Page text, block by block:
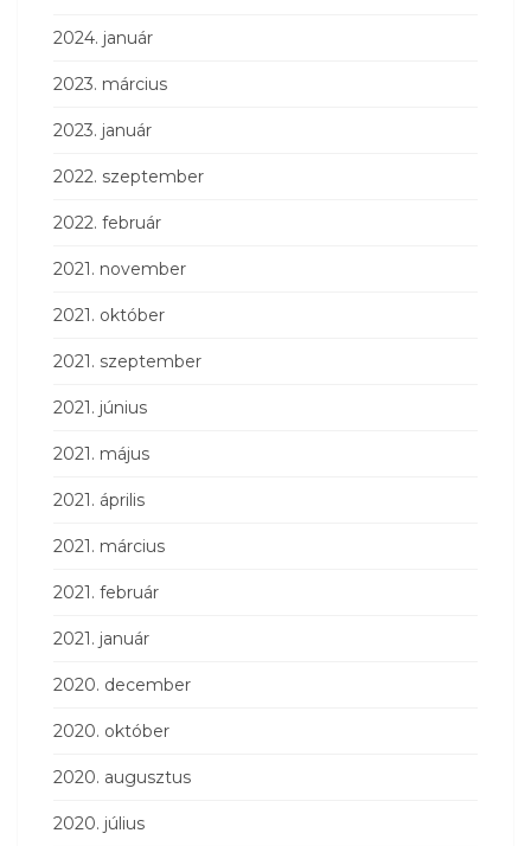
2024. január
2023. március
2023. január
2022. szeptember
2022. február
2021. november
2021. október
2021. szeptember
2021. június
2021. május
2021. április
2021. március
2021. február
2021. január
2020. december
2020. október
2020. augusztus
2020. július